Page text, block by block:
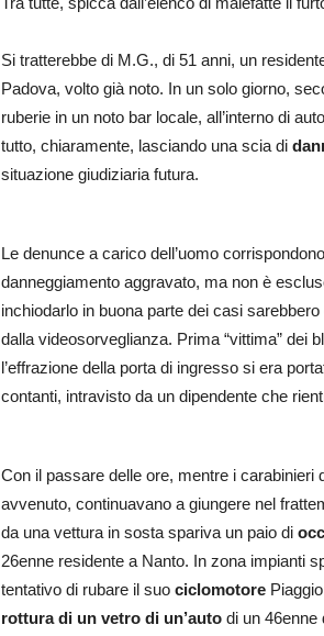
Si tratterebbe di M.G., di 51 anni, un
Padova, volto già noto. In un solo giorno,
ruberie in un noto bar locale, all’interno di
tutto, chiaramente, lasciando una scia di
situazione giudiziaria futura.
Le denunce a carico dell’uomo
danneggiamento aggravato, ma non è
inchiodarlo in buona parte dei casi
dalla videosorveglianza. Prima “vittima” dei
l’effrazione della porta di ingresso si era
contanti, intravisto da un dipendente che
Con il passare delle ore, mentre i carabinieri
avvenuto, continuavano a giungere nel
da una vettura in sosta spariva un paio di
26enne residente a Nanto. In zona impianti
tentativo di rubare il suo ciclomotore
rottura di un vetro di un’auto di un 46enne